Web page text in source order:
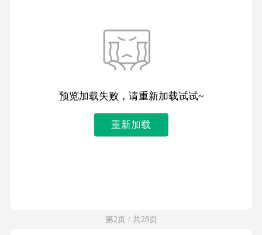
预览加载失败，请重新加载试试~
重新加载
第2页 / 共28页